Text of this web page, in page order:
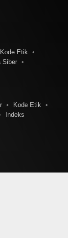
Kode Etik
Siber
Kode Etik
Indeks